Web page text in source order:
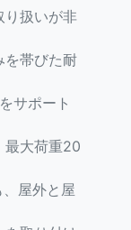
扱いが非
帯びた耐
サポート
最大荷重20
屋外と屋